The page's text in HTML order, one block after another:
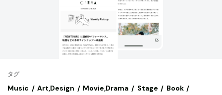
タグ
Music Art,Design Movie,Drama Stage
Book